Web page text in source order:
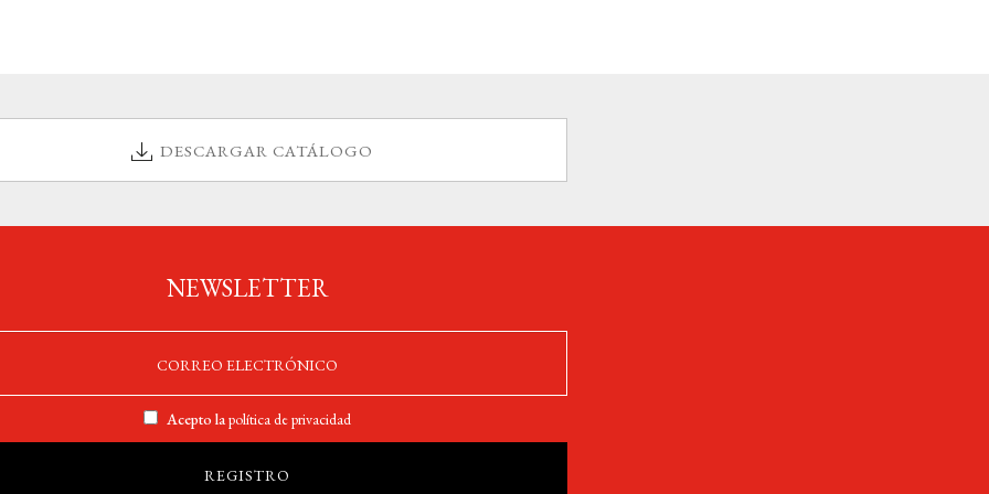
DESCARGAR CATÁLOGO
NEWSLETTER
Acepto lapolítica de privacidad